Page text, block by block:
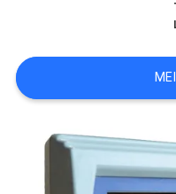
NOUVELLES
CAS